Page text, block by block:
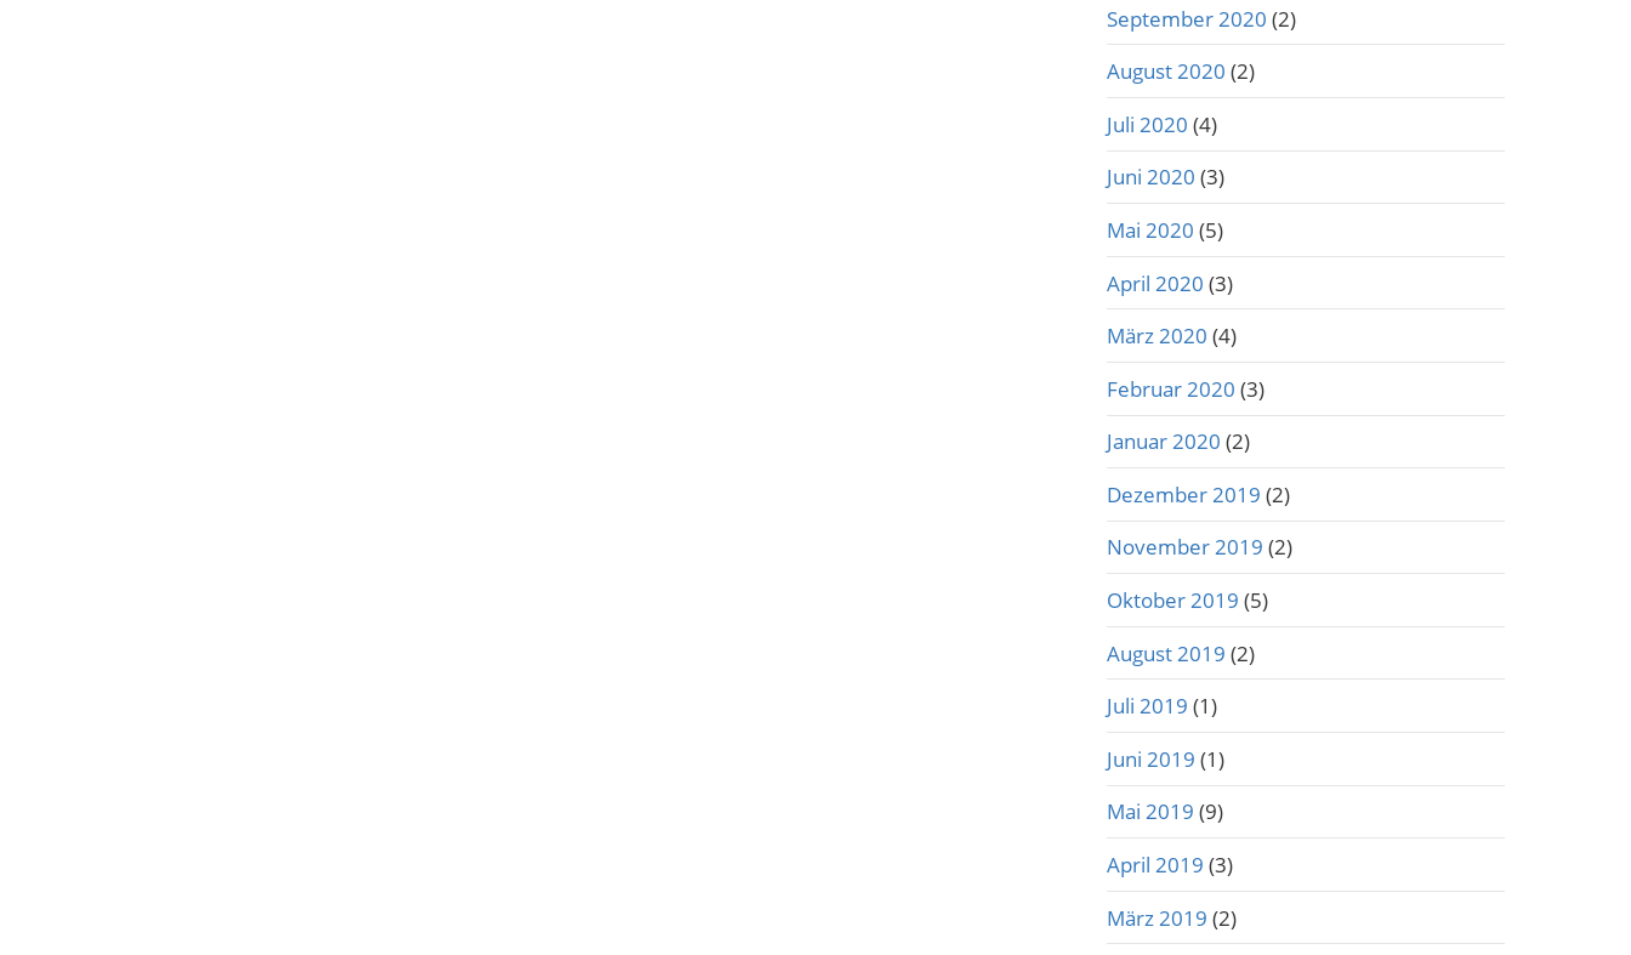
September 2020 (2)
August 2020 (2)
Juli 2020 (4)
Juni 2020 (3)
Mai 2020 (5)
April 2020 (3)
März 2020 (4)
Februar 2020 (3)
Januar 2020 (2)
Dezember 2019 (2)
November 2019 (2)
Oktober 2019 (5)
August 2019 (2)
Juli 2019 (1)
Juni 2019 (1)
Mai 2019 (9)
April 2019 (3)
März 2019 (2)